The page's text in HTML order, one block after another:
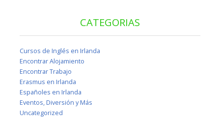
CATEGORIAS
Cursos de Inglés en Irlanda
Encontrar Alojamiento
Encontrar Trabajo
Erasmus en Irlanda
Españoles en Irlanda
Eventos, Diversión y Más
Uncategorized